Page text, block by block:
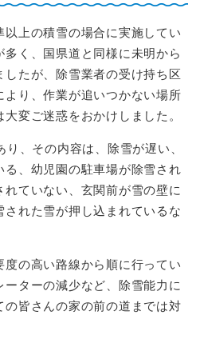
上の積雪の場合に実施してい
多く、国県道と同様に未明から
たが、除雪業者の受け持ち区
より、作業が追いつかない場所
変ご迷惑をおかけしました。
、その内容は、除雪が遅い、
、幼児園の駐車場が除雪され
ていない、玄関前が雪の壁に
れた雪が押し込まれているな
の高い路線から順に行ってい
ーターの減少など、除雪能力に
の皆さんの家の前の道までは対